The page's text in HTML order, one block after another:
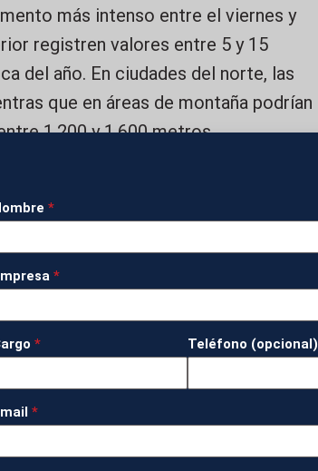
*
*
* Teléfono (opcional)
*
más intenso entre el viernes y
registren valores entre 5 y 15
del año. En ciudades del norte, las
que en áreas de montaña podrían
1.200 y 1.600 metros,
de lluvias y tormentas en amplias
en comunidades del
peninsular, donde podrían
tormentosos localmente